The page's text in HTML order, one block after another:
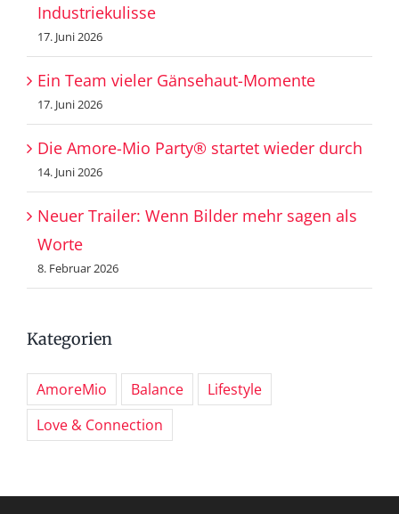
Industriekulisse
17. Juni 2026
Ein Team vieler Gänsehaut-Momente
17. Juni 2026
Die Amore-Mio Party® startet wieder durch
14. Juni 2026
Neuer Trailer: Wenn Bilder mehr sagen als
Worte
8. Februar 2026
Kategorien
AmoreMio Balance
Lifestyle
Love & Connection